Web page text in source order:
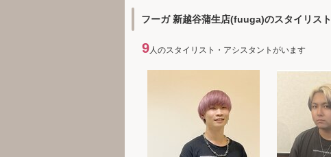
フーガ 新越谷蒲生店(fuuga)のスタイリスト
9 人のスタイリスト・アシスタントがいます